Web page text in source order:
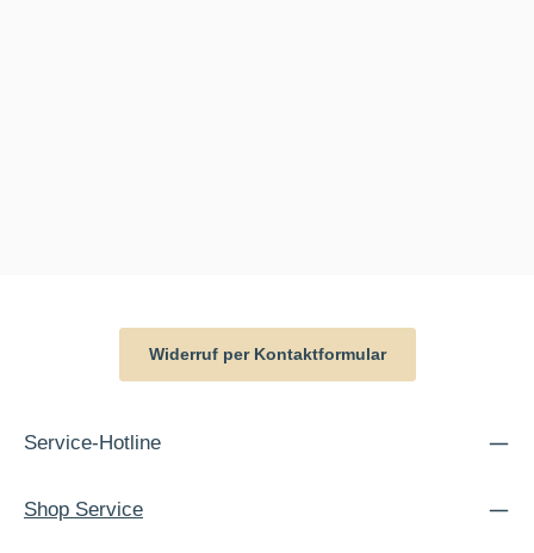
Widerruf per Kontaktformular
Service-Hotline
Shop Service